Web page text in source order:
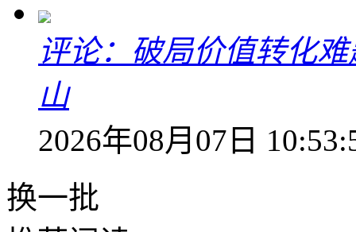
评论：破局价值转化
山
2026年08月07日
换一批